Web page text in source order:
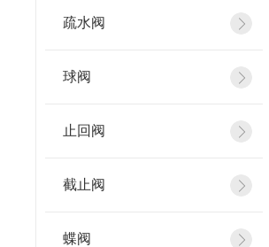
疏水阀
球阀
止回阀
截止阀
蝶阀